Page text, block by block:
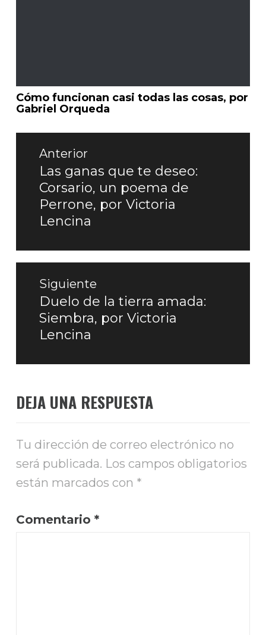
Cómo funcionan casi todas las cosas, por
Gabriel Orqueda
Navegación
entradas
Anterior
Entrada
anterior:
Las ganas que te deseo:
Corsario, un poema de
Perrone, por Victoria
Lencina
Siguiente
Entrada
siguiente:
Duelo de la tierra amada:
Siembra, por Victoria
Lencina
DEJA UNA RESPUESTA
Tu dirección de correo electrónico no
será publicada. Los campos obligatorios
están marcados con *
Comentario *